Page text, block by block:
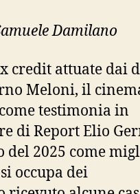
Damilano
credit attuate dai
Meloni, il
testimonia in
di Report Elio
2025 come
occupa dei